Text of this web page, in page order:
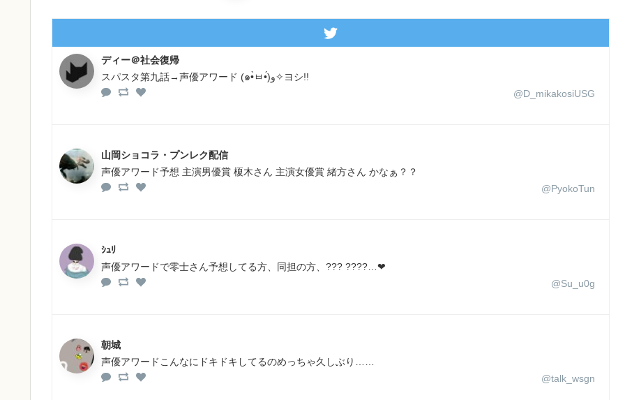
ディー＠社会復帰
スパスタ第九話→声優アワード (๑•̀ㅂ•́)و✧ヨシ!!
@D_mikakosiUSG
山岡ショコラ・プンレク配信
声優アワード予想 主演男優賞 榎木さん 主演女優賞 緒方さん かなぁ？？
@PyokoTun
ｼｭﾘ
声優アワードで零士さん予想してる方、同担の方、??? ????…❤
@Su_u0g
朝城
声優アワードこんなにドキドキしてるのめっちゃ久しぶり……
@talk_wsgn